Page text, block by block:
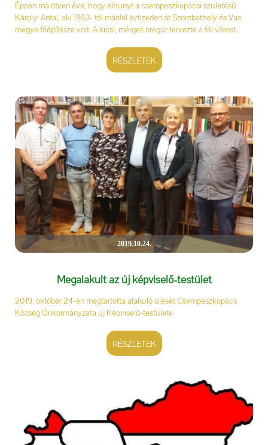
Éppen ma ötven éve, hogy elhunyt a csempeszkopácsi születésű
Károlyi Antal, aki 1953- tól másfél évtizeden át Szombathely és Vas
megye főépítésze volt. A kicsi, mérges öregúr tervezte a fél várost.
RÉSZLETEK
2019.10.24.
Megalakult az új képviselő-testület
2019. október 24-én megtartotta alakuló ülését Csempeszkopács
Község Önkormányzata új Képviselő-testülete
RÉSZLETEK